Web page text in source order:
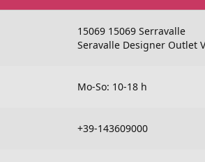
15069 15069 Serravalle
Seravalle Designer Outlet
Mo-So: 10-18 h
+39-143609000